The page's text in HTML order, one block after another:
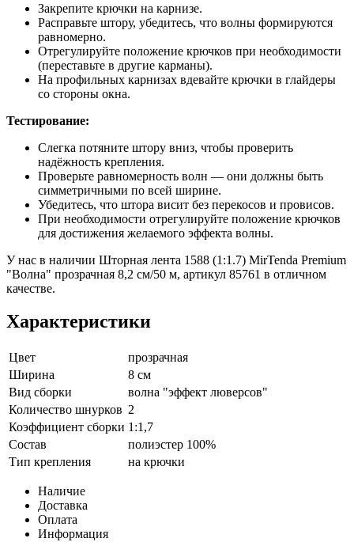
Закрепите крючки на карнизе.
Расправьте штору, убедитесь, что волны формируются
равномерно.
Отрегулируйте положение крючков при необходимости
(переставьте в другие карманы).
На профильных карнизах вдевайте крючки в глайдеры
со стороны окна.
Тестирование:
Слегка потяните штору вниз, чтобы проверить
надёжность крепления.
Проверьте равномерность волн — они должны быть
симметричными по всей ширине.
Убедитесь, что штора висит без перекосов и провисов.
При необходимости отрегулируйте положение крючков
для достижения желаемого эффекта волны.
У нас в наличии Шторная лента 1588 (1:1.7) MirTenda Premium
"Волна" прозрачная 8,2 см/50 м, артикул 85761 в отличном
качестве.
Характеристики
Цвет
прозрачная
Ширина
8 см
Вид сборки
волна "эффект люверсов"
Количество шнурков 2
Коэффициент сборки 1:1,7
Состав
полиэстер 100%
Тип крепления
на крючки
Наличие
Доставка
Оплата
Информация